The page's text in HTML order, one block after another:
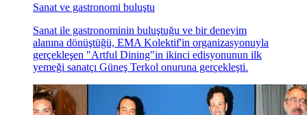
Sanat ve gastronomi buluştu
Sanat ile gastronominin buluştuğu ve bir deneyim
alanına dönüştüğü, EMA Kolektif'in organizasyonuyla
gerçekleşen "Artful Dining"in ikinci edisyonunun ilk
yemeği sanatçı Güneş Terkol onuruna gerçekleşti.